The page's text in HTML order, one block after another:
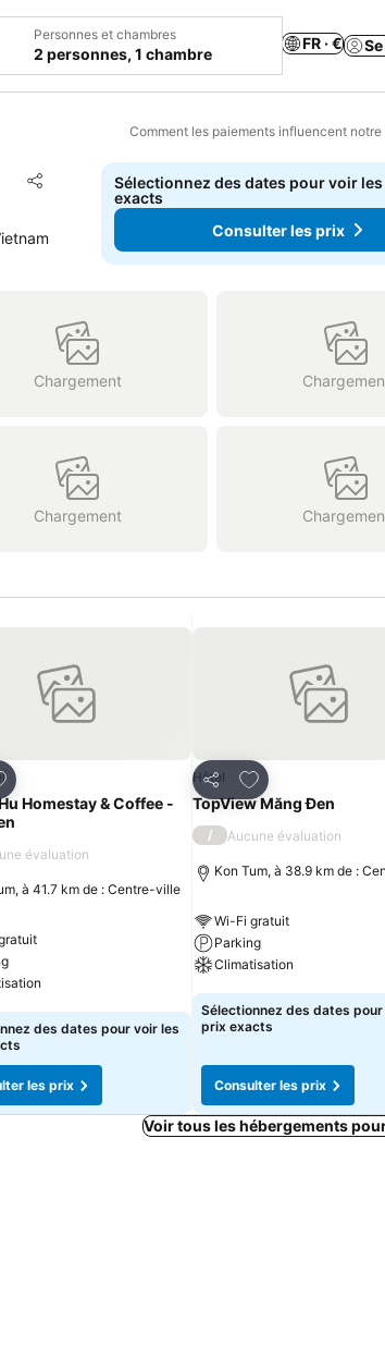
Personnes et chambres
2 personnes, 1 chambre
FR · €
Comment les paiements influencent
Partager
Ajouter à mes favoris
Sélectionnez des dates pour voir
exacts
Consulter les prix
Chargement
Chargement
à mes favoris
Homestay & Coffee -
évaluation
à 41.7 km de : Centre-ville
les prix
des dates pour voir les
les prix
Partager
Ajouter à mes
Hôtel
TopView Măng Đen
/ Aucune évaluation
Kon Tum, à 38.9 km de :
Wi-Fi gratuit
Parking
Climatisation
Consulter les prix
Sélectionnez des dates pour
prix exacts
Consulter les prix
Voir tous les hébergements